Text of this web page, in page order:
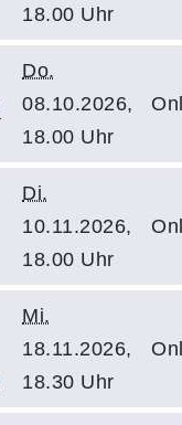
18.00 Uhr
Do.
08.10.2026,
18.00 Uhr
Di.
10.11.2026,
18.00 Uhr
Mi.
18.11.2026,
18.30 Uhr